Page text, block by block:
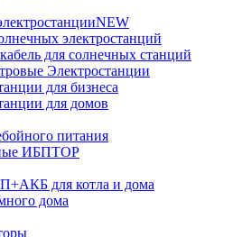
NEW
электростанций
для солнечных станций
Электростанции
для бизнеса
для домов
питания
ИБПTOP
для котла и дома
дома